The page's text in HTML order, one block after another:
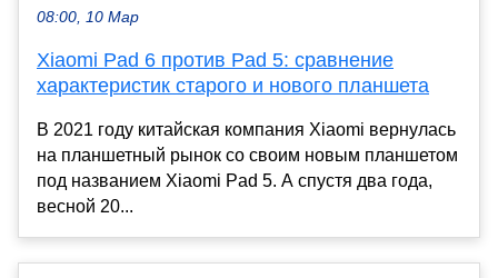
08:00, 10 Мар
Xiaomi Pad 6 против Pad 5: сравнение
характеристик старого и нового планшета
В 2021 году китайская компания Xiaomi вернулась
на планшетный рынок со своим новым планшетом
под названием Xiaomi Pad 5. А спустя два года,
весной 20...